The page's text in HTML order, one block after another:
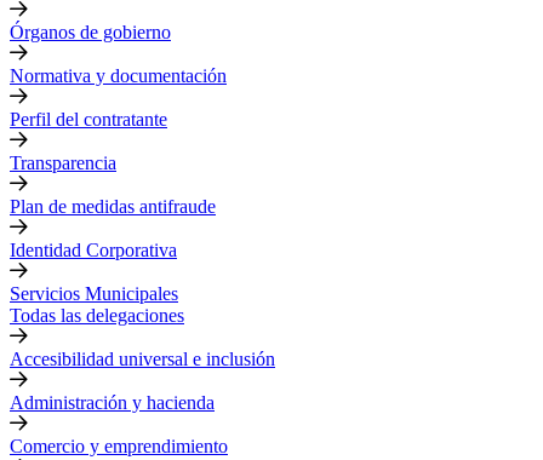
Órganos de gobierno
Normativa y documentación
Perfil del contratante
Transparencia
Plan de medidas antifraude
Identidad Corporativa
Servicios Municipales
Todas las delegaciones
Accesibilidad universal e inclusión
Administración y hacienda
Comercio y emprendimiento